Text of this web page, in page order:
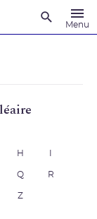
Menu
H
Q R
Z